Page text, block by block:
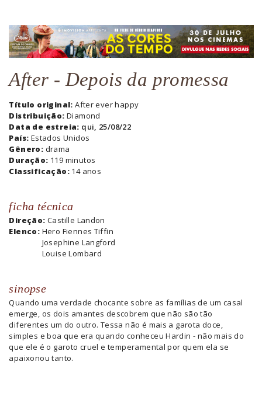
After - Depois da promessa
Título original:After ever happy
Distribuição: Diamond
Data de estreia: qui, 25/08/22
País: Estados Unidos
Gênero: drama
Duração: 119 minutos
Classificação: 14 anos
ficha técnica
Direção: Castille Landon
Elenco: Hero Fiennes Tiffin
Josephine Langford
Louise Lombard
sinopse
Quando uma verdade chocante sobre as famílias de um casal
emerge, os dois amantes descobrem que não são tão
diferentes um do outro. Tessa não é mais a garota doce,
simples e boa que era quando conheceu Hardin - não mais do
que ele é o garoto cruel e temperamental por quem ela se
apaixonou tanto.